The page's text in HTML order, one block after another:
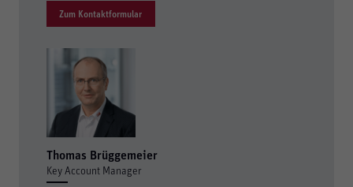
Zum Kontaktformular
Thomas Brüggemeier
Key Account Manager